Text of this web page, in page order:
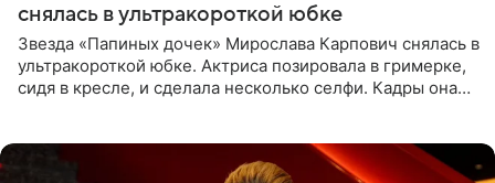
снялась в ультракороткой юбке
Звезда «Папиных дочек» Мирослава Карпович снялась в
ультракороткой юбке. Актриса позировала в гримерке,
сидя в кресле, и сделала несколько селфи. Кадры она